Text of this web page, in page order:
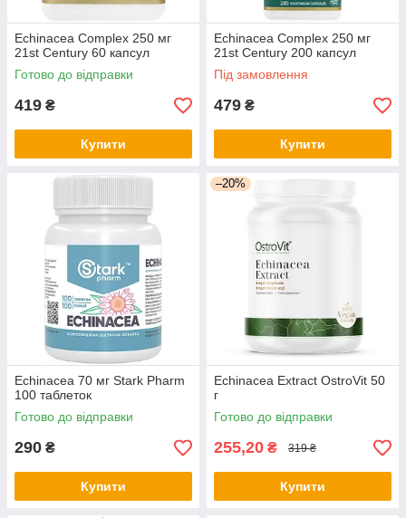
Echinacea Complex 250 мг
21st Century 60 капсул
Готово до відправки
419 ₴
Купити
Echinacea Complex 250 мг
21st Century 200 капсул
Під замовлення
479 ₴
Купити
Echinacea 70 мг Stark Pharm
100 таблеток
Готово до відправки
290 ₴
Купити
–20%
Echinacea Extract OstroVit 50
г
Готово до відправки
255,20 ₴ 319 ₴
Купити